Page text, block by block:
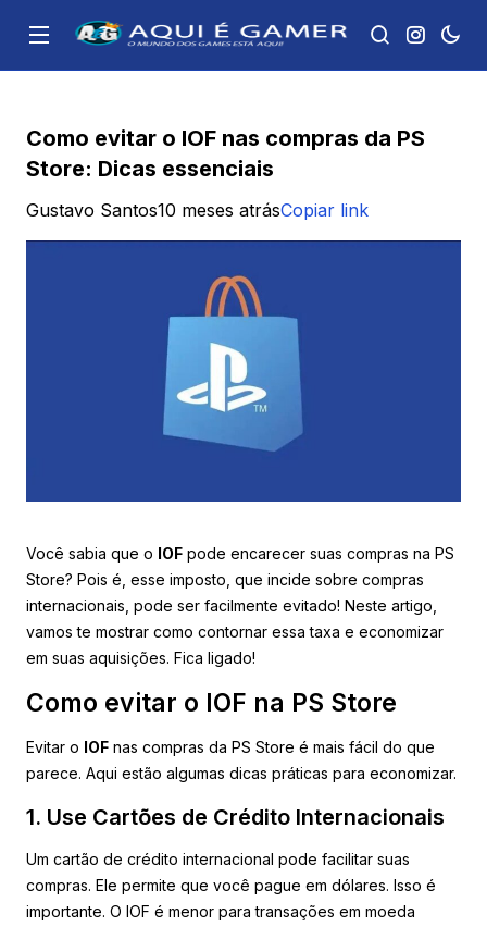
Como evitar o IOF nas compras da PS
Store: Dicas essenciais
Gustavo Santos10 meses atrásCopiar link
Você sabia que o IOF pode encarecer suas compras na PS
Store? Pois é, esse imposto, que incide sobre compras
internacionais, pode ser facilmente evitado! Neste artigo,
vamos te mostrar como contornar essa taxa e economizar
em suas aquisições. Fica ligado!
Como evitar o IOF na PS Store
Evitar o IOF nas compras da PS Store é mais fácil do que
parece. Aqui estão algumas dicas práticas para economizar.
1. Use Cartões de Crédito Internacionais
Um cartão de crédito internacional pode facilitar suas
compras. Ele permite que você pague em dólares. Isso é
importante. O IOF é menor para transações em moeda